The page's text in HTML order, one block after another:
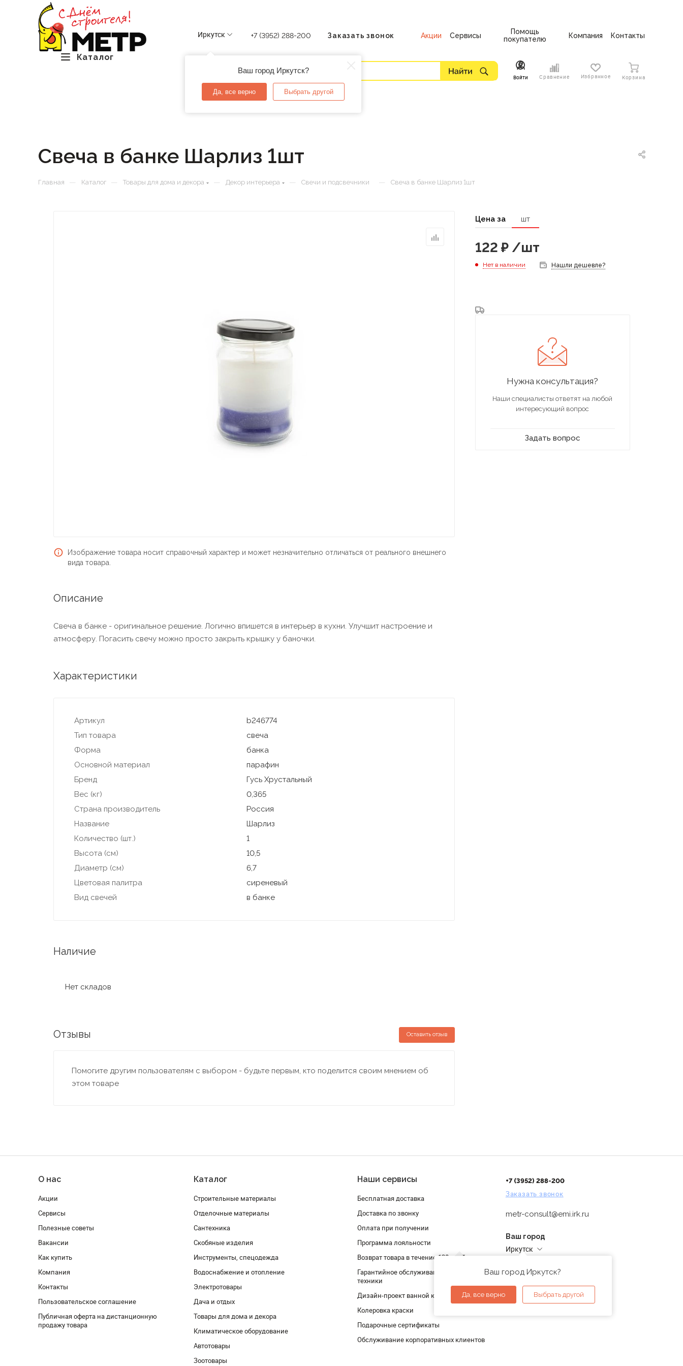
Каталог
Иркутск
Ваш город Иркутск?
Да, все верно Выбрать другой
+7 (3952) 288-200 Заказать звонок Акции Сервисы
Помощь
покупателю
Компания Контакты
Войти Сравнение Избранное Корзина
Свеча в банке Шарлиз 1шт
Главная — Каталог — Товары для дома и декора — Декор интерьера — Свечи и подсвечники — Свеча в банке Шарлиз 1шт
Изображение товара носит справочный характер и может незначительно отличаться от реального внешнего
вида товара.
Описание
Свеча в банке - оригинальное решение. Логично впишется в интерьер в кухни. Улучшит настроение и
атмосферу. Погасить свечу можно просто закрыть крышку у баночки.
Характеристики
Артикул
b246774
Тип товара
свеча
Форма
банка
Основной материал
парафин
Бренд
Гусь Хрустальный
Вес (кг)
0,365
Страна производитель
Россия
Название
Шарлиз
Количество (шт.)
1
Высота (см)
10,5
Диаметр (см)
6,7
Цветовая палитра
сиреневый
Вид свечей
в банке
Наличие
Нет складов
Отзывы Оставить отзыв
Помогите другим пользователям с выбором - будьте первым, кто поделится своим мнением об
этом товаре
Цена за шт
122 ₽/шт
Нет в наличии Нашли дешевле?
Нужна консультация?
Наши специалисты ответят на любой
интересующий вопрос
Задать вопрос
О нас
Акции
Сервисы
Полезные советы
Вакансии
Как купить
Компания
Контакты
Пользовательское соглашение
Публичная оферта на дистанционную
продажу товара
Каталог
Строительные материалы
Отделочные материалы
Сантехника
Скобяные изделия
Инструменты, спецодежда
Водоснабжение и отопление
Электротовары
Дача и отдых
Товары для дома и декора
Климатическое оборудование
Автотовары
Зоотовары
Наши сервисы
Бесплатная доставка
Доставка по звонку
Оплата при получении
Программа лояльности
Возврат товара в течение 120 дней
Гарантийное обслуживание и проверка
техники
Дизайн-проект ванной комнаты
Колеровка краски
Подарочные сертификаты
Обслуживание корпоративных клиентов
+7 (3952) 288-200
Заказать звонок
metr-consult@emi.irk.ru
Ваш город
Иркутск
Ваш город Иркутск?
Да, все верно Выбрать другой